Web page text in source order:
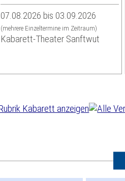
07.08.2026 bis 03.09.2026
(mehrere Einzeltermine im Zeitraum)
Kabarett-Theater Sanftwut